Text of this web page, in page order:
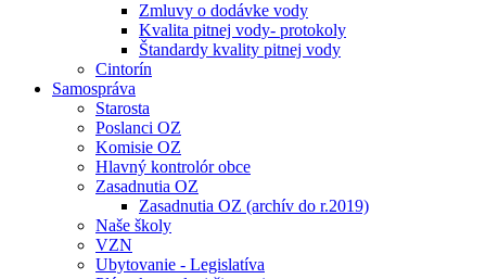
Zmluvy o dodávke vody
Kvalita pitnej vody- protokoly
Štandardy kvality pitnej vody
Cintorín
Samospráva
Starosta
Poslanci OZ
Komisie OZ
Hlavný kontrolór obce
Zasadnutia OZ
Zasadnutia OZ (archív do r.2019)
Naše školy
VZN
Ubytovanie - Legislatíva